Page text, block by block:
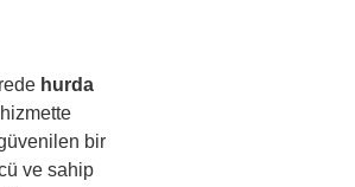
hurda
bir
ve sahip